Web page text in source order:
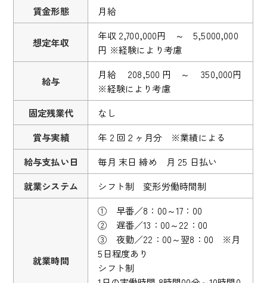
賃金形態
月給
想定年収
年収 2,700,000円 ～ 5,5000,000
円 ※経験により考慮
給与
月給 208,500 円 ～ 350,000円
※経験により考慮
固定残業代
なし
賞与実績
年 2 回２ヶ月分 ※業績による
給与支払い日
毎月 末日 締め 月 25 日払い
就業システム
シフト制 変形労働時間制
就業時間
① 早番／8：00～17：00
② 遅番／13：00～22：00
③ 夜勤／22：00～翌8：00 ※月
5日程度あり
シフト制